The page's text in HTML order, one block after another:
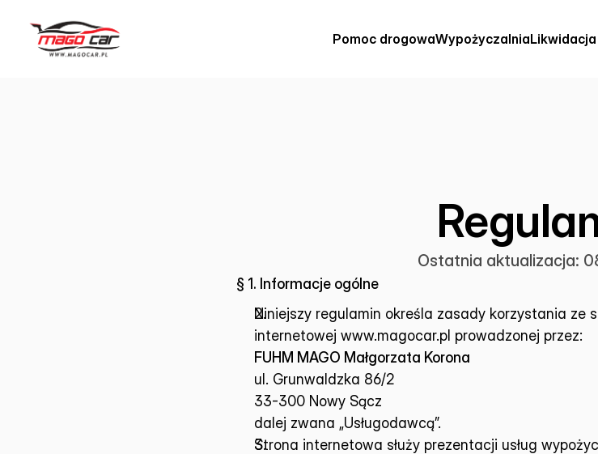
Pomoc drogowaWypożyczalnia
Ostatnia aktualizacja:
§ 1. Informacje ogólne
Niniejszy regulamin określa zasady korzystania ze
internetowej www.magocar.pl prowadzonej przez:
FUHM MAGO Małgorzata Korona
ul. Grunwaldzka 86/2
33-300 Nowy Sącz
dalej zwana „Usługodawcą”.
Strona internetowa służy prezentacji usług